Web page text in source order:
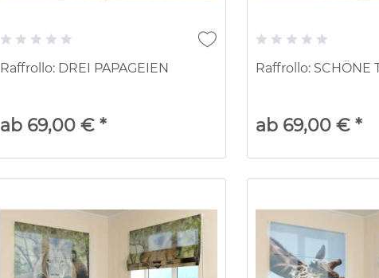
Raffrollo: DREI PAPAGEIEN
ab 69,00 € *
Raffrollo: SCHÖNE
ab 69,00 € *